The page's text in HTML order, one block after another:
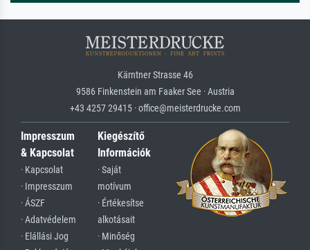
Kärntner Strasse 46
9586 Finkenstein am Faaker See · Austria
+43 4257 29415 · office@meisterdrucke.com
Impresszum
& Kapcsolat
· Kapcsolat
· Impresszum
· ÁSZF
· Adatvédelem
· Elállási Jog
Kiegészítő
Információk
· Saját
motívum
· Értékesítse
alkotásait
· Minőség